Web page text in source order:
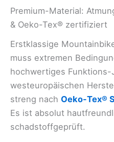
Premium-Material:
& Oeko-Tex® zertifiziert
Erstklassige
muss extremen
hochwertiges Funktions-
westeuropäischen
streng nach Oeko-Tex®
Es ist absolut
schadstoffgeprüft.